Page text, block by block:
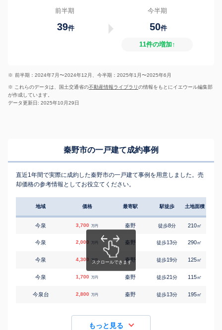
前半期
39件
今半期
50件
11件の増加↑
※ 前半期：2024年7月〜2024年12月、今半期：2025年1月〜2025年6月
※ これらのデータは、国土交通省の不動産情報ライブラリの情報をもとにイエウール編集部
が作成しています。
データ更新日: 2025年10月29日
秦野市の一戸建て成約事例
直近1年間で実際に成約した秦野市の一戸建て事例を用意しました。売
却価格の参考情報としてお役立てください。
地域 価格 最寄駅 駅徒歩 土地面積
今泉 3,700 万円 秦野 徒歩8分 210㎡
今泉 2,000 万円 秦野 徒歩13分 290㎡
今泉 4,300 万円 秦野 徒歩19分 125㎡
今泉 1,700 万円 秦野 徒歩21分 115㎡
今泉台 2,800 万円 秦野 徒歩13分 195㎡
もっと見る